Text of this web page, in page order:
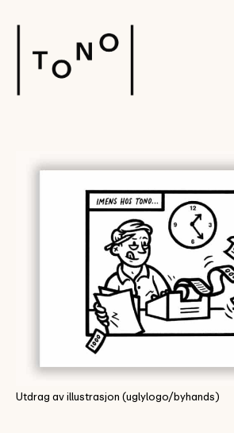
Utdrag av illustrasjon (uglylogo/byhands)